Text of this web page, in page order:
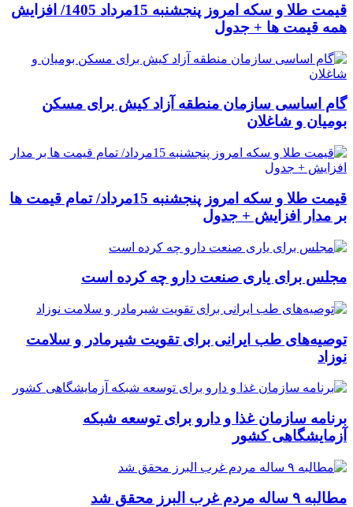
قیمت طلا و سکه امروز پنجشنبه 15مرداد 1405/ افزایش
همه قیمت ها + جدول
گام اساسی سازمان منطقه آزاد کیش برای مسکن
بومیان و شاغلان
قیمت طلا و سکه امروز پنجشنبه 15مرداد/ تمام قیمت ها
بر مدار افزایش + جدول
مجلس برای یاری صنعت دارو چه کرده است
توصیه‌های طب ایرانی برای تقویت شیرمادر و سلامت
نوزاد
برنامه سازمان غذا و دارو برای توسعه شبکه
آزمایشگاهی کشور
مطالبه ۹ ساله مردم غرب البرز محقق شد